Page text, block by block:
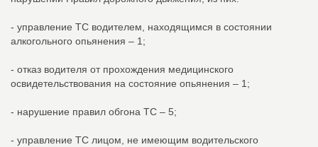
- управление ТС водителем, находящимся в состоянии
алкогольного опьянения – 1;
- отказ водителя от прохождения медицинского
освидетельствования на состояние опьянения – 1;
- нарушение правил обгона ТС – 5;
- управление ТС лицом, не имеющим водительского